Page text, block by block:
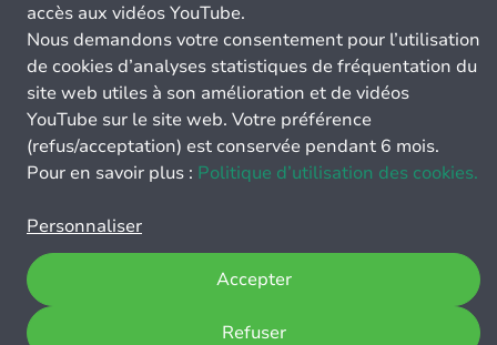
accès aux vidéos YouTube.
Nous demandons votre consentement pour l’utilisation
de cookies d’analyses statistiques de fréquentation du
site web utiles à son amélioration et de vidéos
YouTube sur le site web. Votre préférence
(refus/acceptation) est conservée pendant 6 mois.
Pour en savoir plus : Politique d’utilisation des cookies.
Personnaliser
Refuser
Accepter